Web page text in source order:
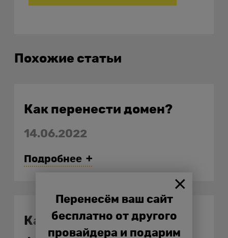
Похожие статьи
Как перенести домен?
14.06.2022
Подробнее
Как купить домен у
Перенесём ваш сайт
бесплатно от другого
провайдера и подарим